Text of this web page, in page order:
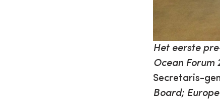
Het eerste
Ocean Forum
Secretaris-
Board;